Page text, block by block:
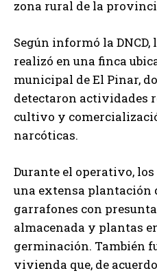
zona rural de la
Según informó la
realizó en una finca
municipal de El Pinar,
detectaron actividades
cultivo y
narcóticas.
Durante el operativo,
una extensa plantación
garrafones con
almacenada y plantas
germinación. También
vivienda que, de